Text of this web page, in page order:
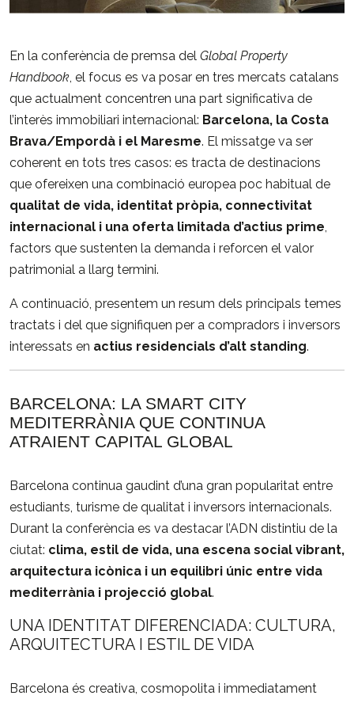
En la conferència de premsa del Global Property
Handbook, el focus es va posar en tres mercats catalans
que actualment concentren una part significativa de
l’interès immobiliari internacional: Barcelona, la Costa
Brava/Empordà i el Maresme. El missatge va ser
coherent en tots tres casos: es tracta de destinacions
que ofereixen una combinació europea poc habitual de
qualitat de vida, identitat pròpia, connectivitat
internacional i una oferta limitada d’actius prime,
factors que sustenten la demanda i reforcen el valor
patrimonial a llarg termini.
A continuació, presentem un resum dels principals temes
tractats i del que signifiquen per a compradors i inversors
interessats en actius residencials d’alt standing.
BARCELONA: LA SMART CITY
MEDITERRÀNIA QUE CONTINUA
ATRAIENT CAPITAL GLOBAL
Barcelona continua gaudint d’una gran popularitat entre
estudiants, turisme de qualitat i inversors internacionals.
Durant la conferència es va destacar l’ADN distintiu de la
ciutat: clima, estil de vida, una escena social vibrant,
arquitectura icònica i un equilibri únic entre vida
mediterrània i projecció global.
UNA IDENTITAT DIFERENCIADA: CULTURA,
ARQUITECTURA I ESTIL DEVIDA
Barcelona és creativa, cosmopolita i immediatament